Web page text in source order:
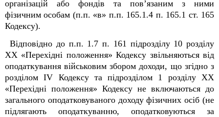
організацій або фондів та пов’язаним з ними
фізичним особам (п.п. «в» п.п. 165.1.4 п. 165.1 ст. 165
Кодексу).
Відповідно до п.п. 1.7 п. 161 підрозділу 10 розділу
XX «Перехідні положення» Кодексу звільняються від
оподаткування військовим збором доходи, що згідно з
розділом IV Кодексу та підрозділом 1 розділу XX
«Перехідні положення» Кодексу не включаються до
загального оподатковуваного доходу фізичних осіб (не
підлягають оподаткуванню, оподатковуються за